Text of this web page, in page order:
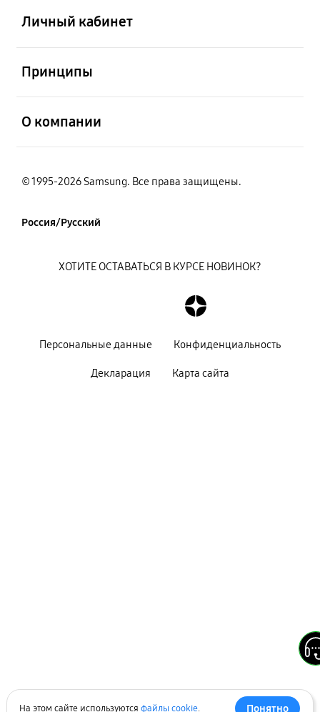
Личный кабинет
Принципы
О компании
© 1995-2026 Samsung. Все права защищены.
Россия/Русский
Персональные данные Конфиденциальность
Декларация Карта сайта
ХОТИТЕ ОСТАВАТЬСЯ В КУРСЕ НОВИНОК?
На этом сайте используются файлы cookie. Понятно